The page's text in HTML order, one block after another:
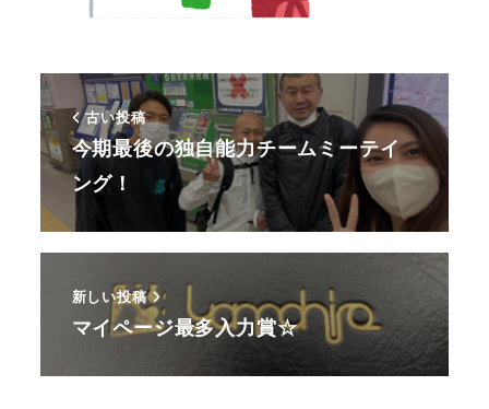
古い投稿
今期最後の独自能力チームミーテイ
ング！
新しい投稿
マイページ最多入力賞☆